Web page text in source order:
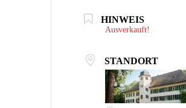
HINWEIS
Ausverkauft!
STANDORT